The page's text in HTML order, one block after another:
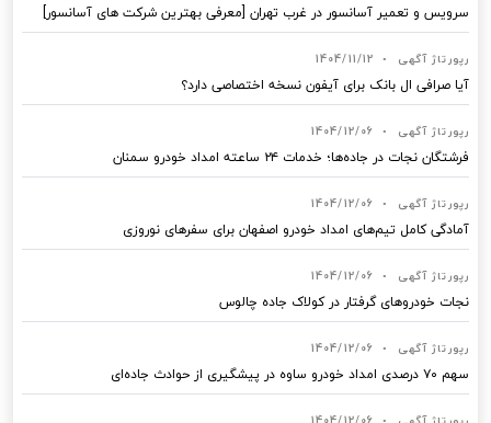
سرویس و تعمیر آسانسور در غرب تهران [معرفی بهترین شرکت های آسانسور]
رپورتاژ آگهی •
1404/11/12
آیا صرافی ال بانک برای آیفون نسخه اختصاصی دارد؟
رپورتاژ آگهی •
1404/12/06
فرشتگان نجات در جاده‌ها؛ خدمات ۲۴ ساعته امداد خودرو سمنان
رپورتاژ آگهی •
1404/12/06
آمادگی کامل تیم‌های امداد خودرو اصفهان برای سفرهای نوروزی
رپورتاژ آگهی •
1404/12/06
نجات خودروهای گرفتار در کولاک جاده چالوس
رپورتاژ آگهی •
1404/12/06
سهم ۷۰ درصدی امداد خودرو ساوه در پیشگیری از حوادث جاده‌ای